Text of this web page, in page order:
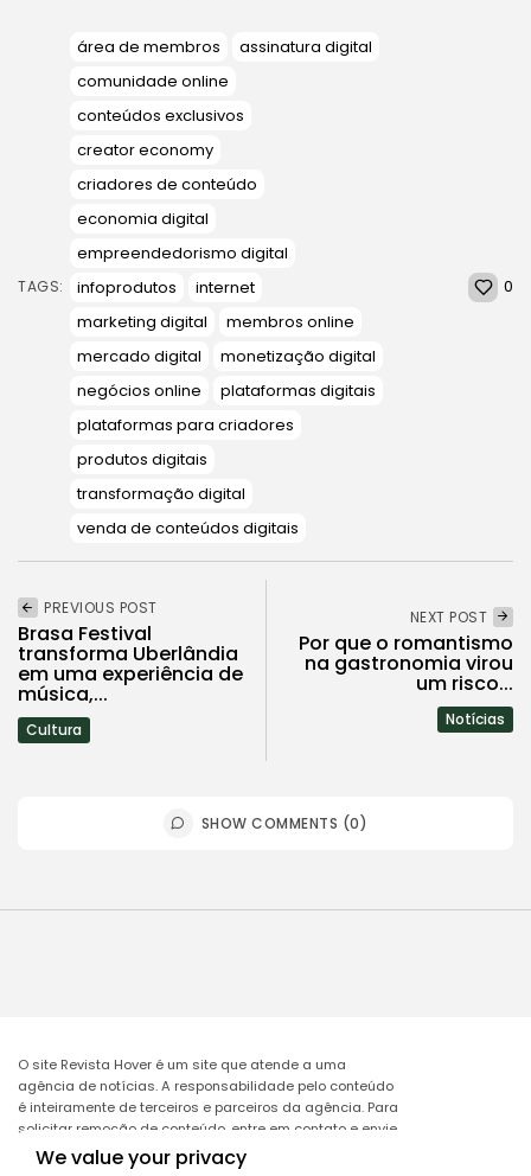
We value your privacy
TAGS:
área de membros
assinatura digital
comunidade online
conteúdos exclusivos
creator economy
criadores de conteúdo
economia digital
empreendedorismo digital
infoprodutos
internet
marketing digital
membros online
mercado digital
monetização digital
negócios online
plataformas digitais
plataformas para criadores
produtos digitais
transformação digital
venda de conteúdos digitais
0
PREVIOUS POST
Brasa Festival
transforma Uberlândia
em uma experiência de
música,...
Cultura
NEXT POST
Por que o romantismo
na gastronomia virou
um risco...
Notícias
SHOW COMMENTS (0)
O site Revista Hover é um site que atende a uma
agência de notícias. A responsabilidade pelo conteúdo
é inteiramente de terceiros e parceiros da agência. Para
solicitar remoção de conteúdo, entre em contato e envie
o link da matéria a ser excluída no e-mail:
remocao@mcomglobal.com